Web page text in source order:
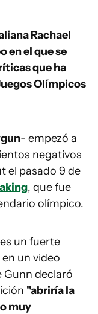
Rachael
en el que se
que ha
Olímpicos
- empezó a
negativos
el pasado 9 de
, que fue
olímpico.
un fuerte
un video
Gunn declaró
"abriría la
muy